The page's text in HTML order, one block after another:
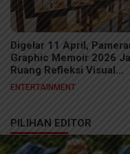
Digelar 11 April,
Graphic Memoir 2026
Ruang Refleksi Visual
Kreator Samarinda
ENTERTAINMENT
PILIHAN EDITOR